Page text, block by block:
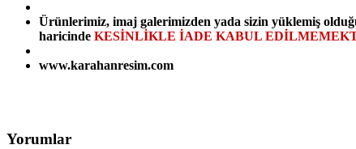
Ürünlerimiz, imaj galerimizden yada sizin yüklemiş
haricinde KESİNLİKLE İADE KABUL
www.karahanresim.com
Yorumlar